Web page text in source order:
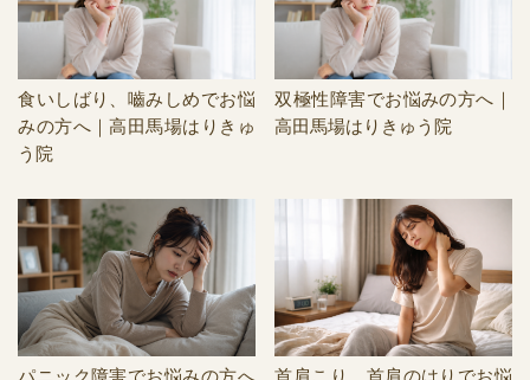
食いしばり、嚙みしめでお悩
みの方へ｜高田馬場はりきゅ
う院
双極性障害でお悩みの方へ｜
高田馬場はりきゅう院
パニック障害でお悩みの方へ
首肩こり、首肩のはりでお悩